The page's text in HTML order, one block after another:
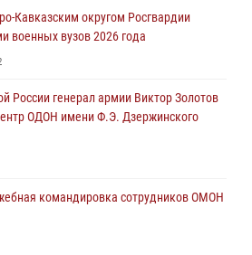
Росгвардии почтили
Визнюка
округа Росгвардии почтили
при исполнении воинского долга
Кавказским округом Росгвардии
военных вузов 2026 года
России генерал армии Виктор Золотов
ОДОН имени Ф.Э. Дзержинского
командировка сотрудников ОМОН